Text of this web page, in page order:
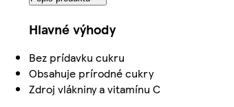
Hlavné výhody
Bez prídavku cukru
Obsahuje prírodné cukry
Zdroj vlákniny a vitamínu C